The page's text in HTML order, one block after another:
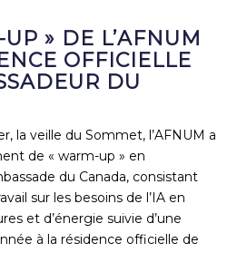
» DE L’AFNUM
OFFICIELLE
DU
la veille du Sommet, l’AFNUM a
de « warm-up » en
du Canada, consistant
sur les besoins de l’IA en
et d’énergie suivie d’une
à la résidence officielle de